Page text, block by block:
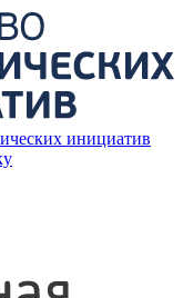
инициатив